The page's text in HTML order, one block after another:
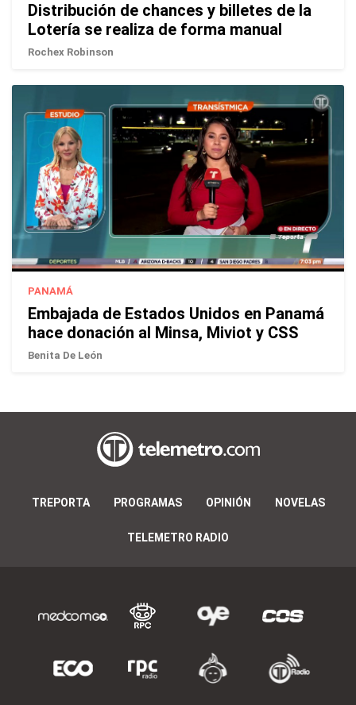
Distribución de chances y billetes de la
Lotería se realiza de forma manual
Rochex Robinson
PANAMÁ
Embajada de Estados Unidos en Panamá
hace donación al Minsa, Miviot y CSS
Benita De León
TREPORTA PROGRAMAS OPINIÓN NOVELAS
TELEMETRO RADIO